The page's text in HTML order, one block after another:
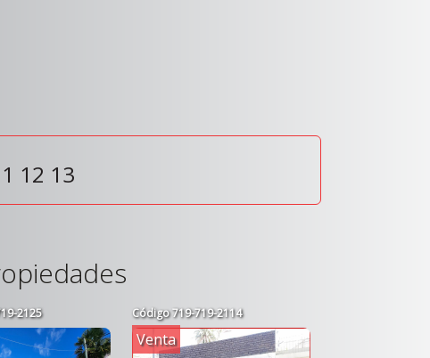
12 13
2125 Código719-719-2114
Venta